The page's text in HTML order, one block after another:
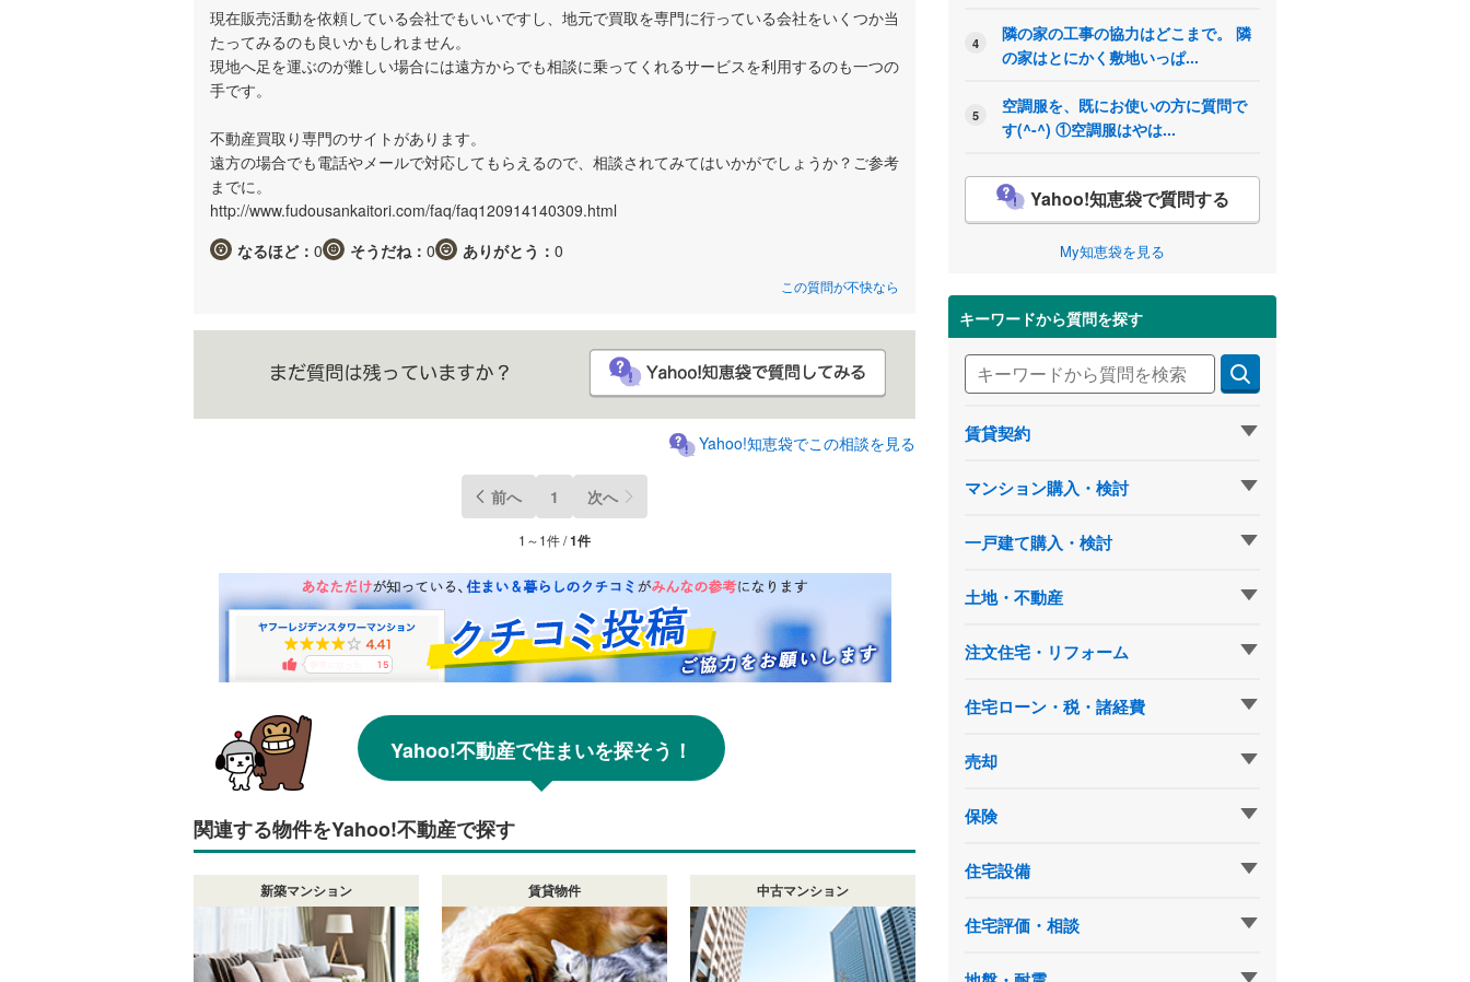
現在販売活動を依頼している会社でもいいですし、地元で買取を専門に行っている会社をいくつか当
たってみるのも良いかもしれません。
現地へ足を運ぶのが難しい場合には遠方からでも相談に乗ってくれるサービスを利用するのも一つの
手です。
不動産買取り専門のサイトがあります。
遠方の場合でも電話やメールで対応してもらえるので、相談されてみてはいかがでしょうか？ご参考
までに。
http://www.fudousankaitori.com/faq/faq120914140309.html
なるほど： 0 そうだね： 0 ありがとう： 0
この質問が不快なら
Yahoo!知恵袋でこの相談を見る
前へ 1 次へ
1～1件 /1件
Yahoo!不動産で住まいを探そう！
関連する物件をYahoo!不動産で探す
新築マンション 賃貸物件 中古マンション
4
隣の家の工事の協力はどこまで。 隣
の家はとにかく敷地いっぱ...
5
空調服を、既にお使いの方に質問で
す(^-^) ①空調服はやは...
Yahoo!知恵袋で質問する
My知恵袋を見る
キーワードから質問を探す
賃貸契約
マンション購入・検討
一戸建て購入・検討
土地・不動産
注文住宅・リフォーム
住宅ローン・税・諸経費
売却
保険
住宅設備
住宅評価・相談